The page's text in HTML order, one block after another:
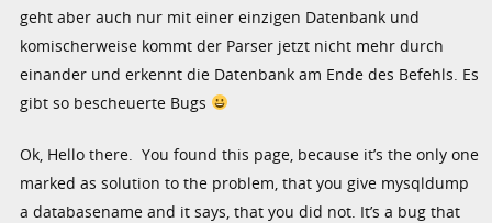
geht aber auch nur mit einer einzigen Datenbank und
komischerweise kommt der Parser jetzt nicht mehr durch
einander und erkennt die Datenbank am Ende des Befehls. Es
gibt so bescheuerte Bugs
Ok, Hello there. You found this page, because it’s the only one
marked as solution to the problem, that you give mysqldump
a databasename and it says, that you did not. It’s a bug that